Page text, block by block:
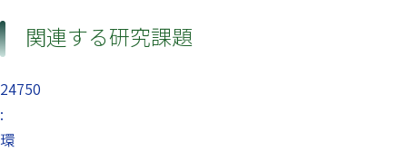
関連する研究課題
24750
:
環